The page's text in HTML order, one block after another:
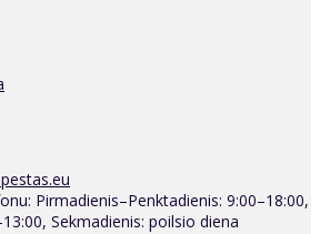
Pirmadienis–Penktadienis: 9:00–18:00,
Sekmadienis: poilsio diena